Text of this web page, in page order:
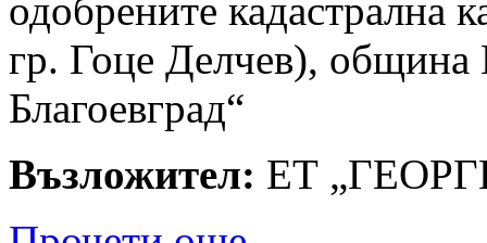
одобрените кадастрална
гр. Гоце Делчев), община
Благоевград“
Възложител: ЕТ